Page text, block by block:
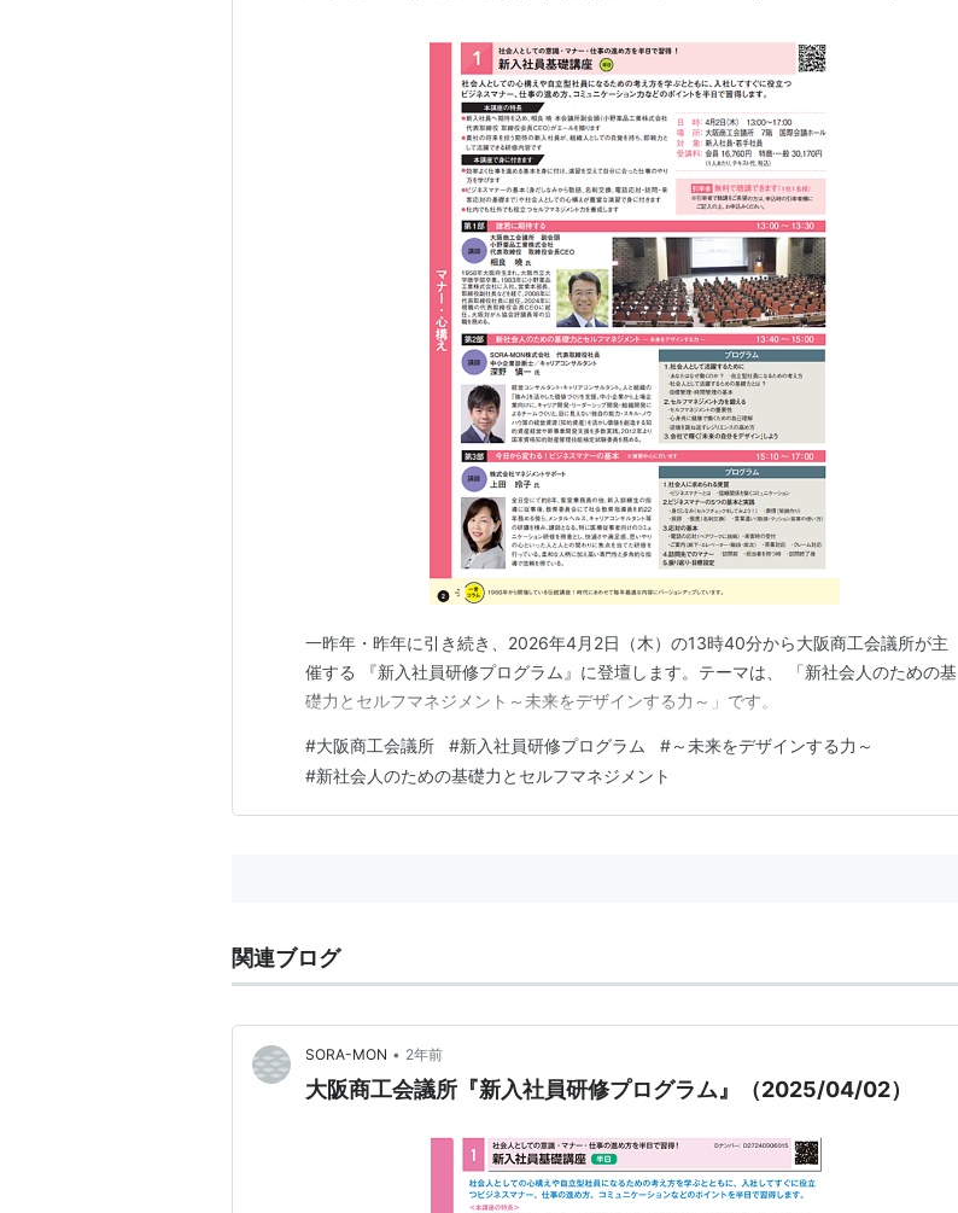
一昨年・昨年に引き続き、2026年4月2日（木）の13時40分から大阪商工会議所が主
催する 『新入社員研修プログラム』に登壇します。テーマは、 「新社会人のための基
礎力とセルフマネジメント～未来をデザインする力～」です。
#大阪商工会議所 #新入社員研修プログラム #～未来をデザインする力～
#新社会人のための基礎力とセルフマネジメント
関連ブログ
SORA-MON • 2年前
大阪商工会議所『新入社員研修プログラム』（2025/04/02）